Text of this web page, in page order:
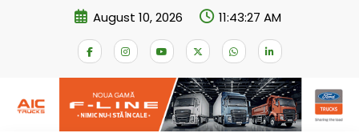
August 10, 2026 11:43:27 AM